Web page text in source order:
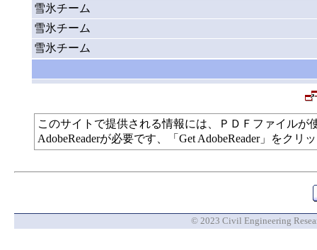
雪氷チーム
雪氷チーム
雪氷チーム
このサイトで提供される情報には、ＰＤＦファイル
AdobeReaderが必要です、「Get AdobeReader」をク
© 2023 Civil Engineering